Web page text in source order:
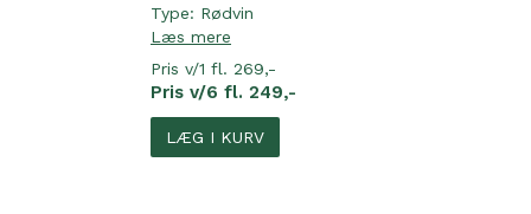
Type: Rødvin
Læs mere
Pris v/1 fl. 269,-
Pris v/6 fl. 249,-
LÆG I KURV